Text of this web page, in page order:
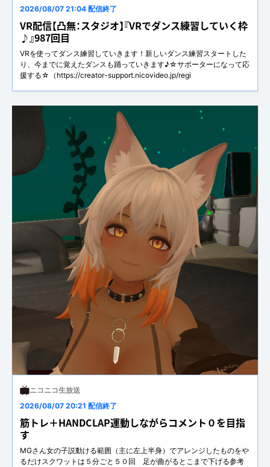
2026/08/07 21:04 配信終了
VR配信【凸無：スタジオ】『VRでダンス練習していく枠
♪』987回目
VRを使ってダンス練習していきます！新しいダンス練習スタートした
り、今までに覚えたダンスも踊っていきます♪☆サポーターになって応
援する☆（https://creator-support.nicovideo.jp/regi
ニコニコ生放送
2026/08/07 20:21 配信終了
筋トレ＋HANDCLAP運動しながらコメント０を目指
す
MGさん女の子説動ける範囲（主に左上半身）でアレンジしたものをや
るだけスクワットは５分ごと５０回 足が曲がるとこまで下げる参考